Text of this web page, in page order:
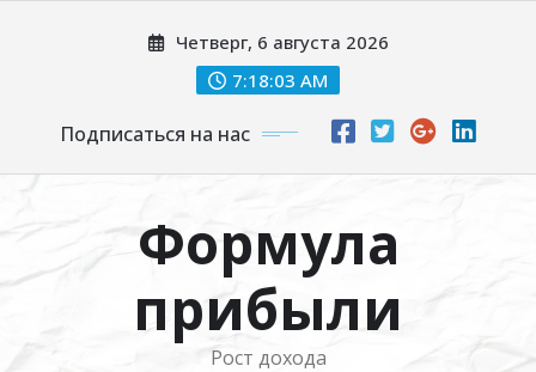
Четверг, 6 августа 2026
7:18:05 AM
Подписаться на нас
Формула
прибыли
Рост дохода